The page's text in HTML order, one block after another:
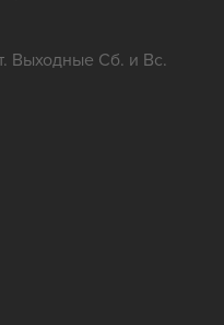
Выходные Сб. и Вс.